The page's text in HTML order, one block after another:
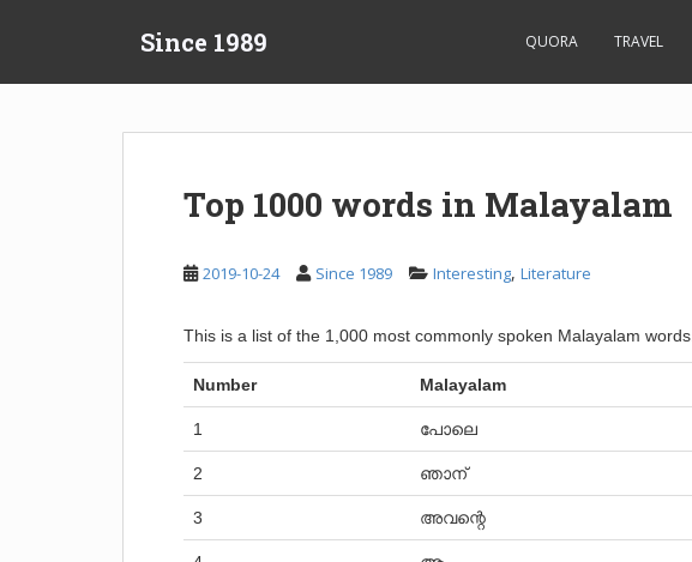
Since 1989 QUORA TRAVEL
Top 1000 words in Malayalam
2019-10-24 Since 1989 Interesting, Literature
This is a list of the 1,000 most commonly spoken Malayalam words.
Number Malayalam
1 പോലെ
2 ഞാന്
3 അവന്റെ